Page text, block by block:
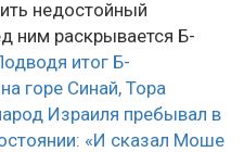
недостойный
ним раскрывается Б-
итог Б-
горе Синай, Тора
Израиля пребывал в
«И сказал Моше